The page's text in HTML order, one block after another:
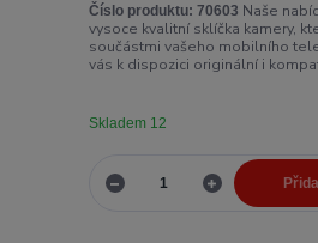
Číslo produktu: 70603 Naše
vysoce kvalitní sklíčka kamery,
součástmi vašeho mobilního
vás k dispozici originální i
Skladem 12